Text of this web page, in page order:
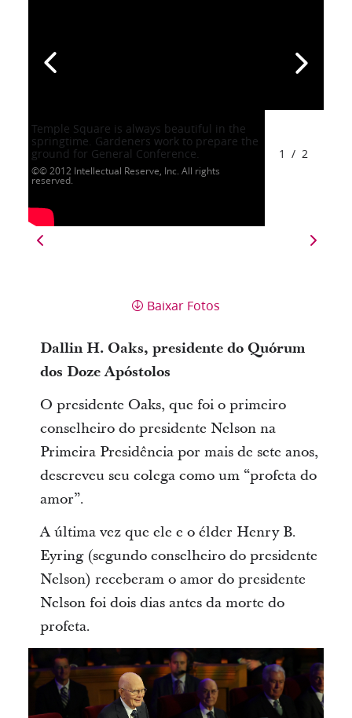
Temple Square is always beautiful in the
springtime. Gardeners work to prepare the
ground for General Conference.
© 2012 Intellectual Reserve, Inc. All rights
reserved.
1 / 2
Baixar Fotos
Dallin H. Oaks, presidente do Quórum
dos Doze Apóstolos
O presidente Oaks, que foi o primeiro
conselheiro do presidente Nelson na
Primeira Presidência por mais de sete anos,
descreveu seu colega como um “profeta do
amor”.
A última vez que ele e o élder Henry B.
Eyring (segundo conselheiro do presidente
Nelson) receberam o amor do presidente
Nelson foi dois dias antes da morte do
profeta.